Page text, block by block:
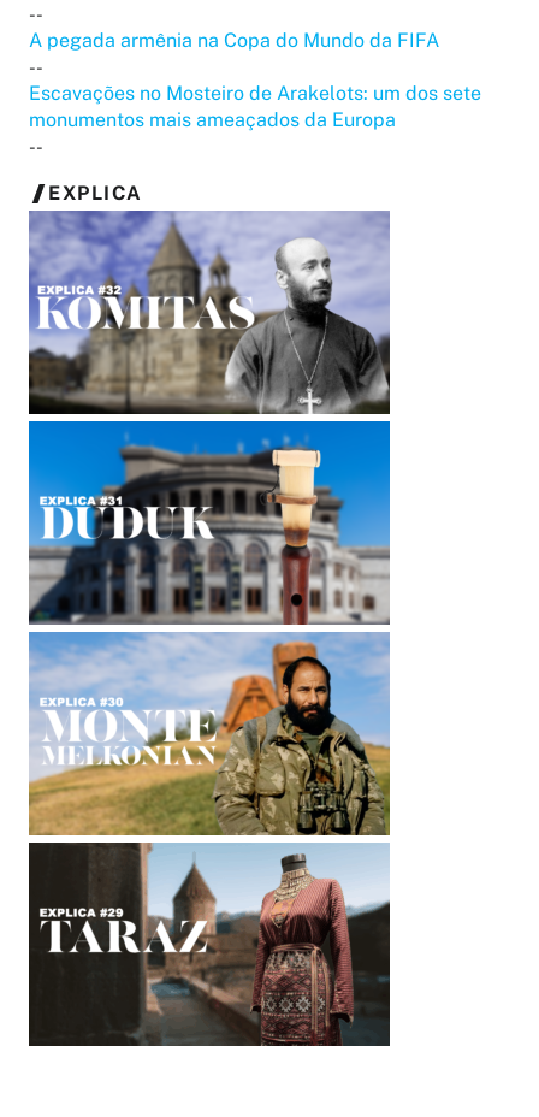
--
A pegada armênia na Copa do Mundo da FIFA
--
Escavações no Mosteiro de Arakelots: um dos sete
monumentos mais ameaçados da Europa
--
EXPLICA